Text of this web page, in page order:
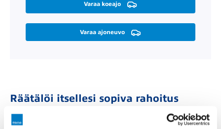
Varaa koeajo
Varaa ajoneuvo
Räätälöi itsellesi sopiva rahoitus